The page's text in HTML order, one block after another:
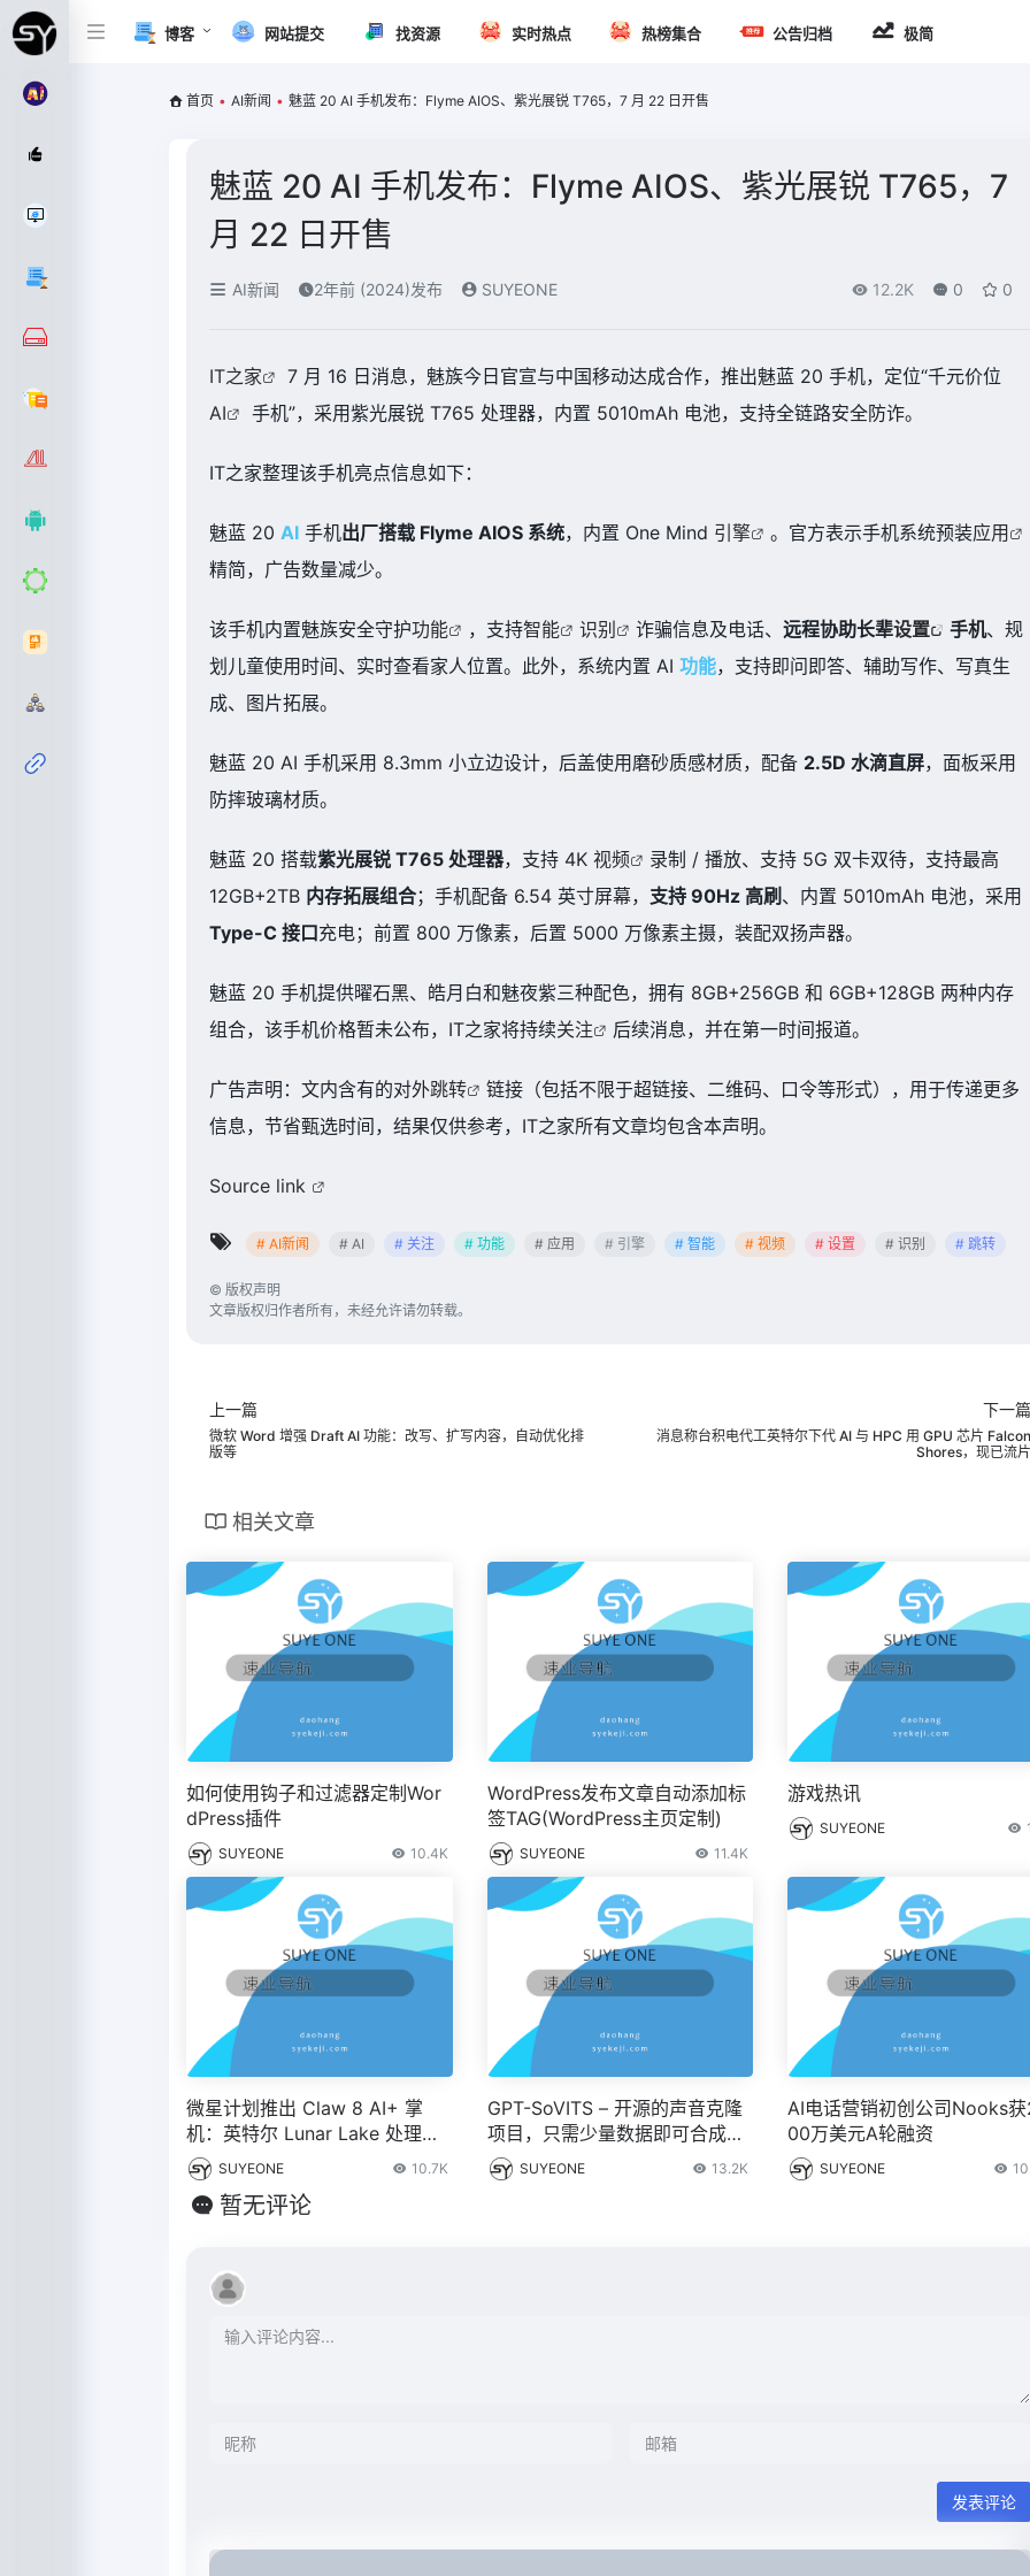
博客 网站提交 找资源 实时热点 热榜集合 公告归档 极简
首页 • AI新闻 • 魅蓝 20 AI 手机发布：Flyme AIOS、紫光展锐 T765，7 月 22 日开售
魅蓝 20 AI 手机发布：Flyme AIOS、紫光展锐 T765，7
月 22 日开售
AI新闻 2年前 (2024)发布 SUYEONE 12.2K 0 0
IT之家
7 月 16 日消息，魅族今日官宣与中国移动达成合作，推出魅蓝 20 手机，定位“千元价位
AI
手机”，采用紫光展锐 T765 处理器，内置 5010mAh 电池，支持全链路安全防诈。
IT之家整理该手机亮点信息如下：
魅蓝 20 AI 手机出厂搭载 Flyme AIOS 系统，内置 One Mind 引擎 。官方表示手机系统预装应用
精简，广告数量减少。
该手机内置魅族安全守护功能 ，支持智能 识别 诈骗信息及电话、 远程协助长辈设置 手机、规
划儿童使用时间、实时查看家人位置。此外，系统内置 AI 功能，支持即问即答、辅助写作、写真生
成、图片拓展。
魅蓝 20 AI 手机采用 8.3mm 小立边设计，后盖使用磨砂质感材质，配备 2.5D 水滴直屏，面板采用
防摔玻璃材质。
魅蓝 20 搭载紫光展锐 T765 处理器，支持 4K 视频
录制 / 播放、支持 5G 双卡双待，支持最高
12GB+2TB 内存拓展组合；手机配备 6.54 英寸屏幕， 支持 90Hz 高刷 、内置 5010mAh 电池，采用
Type-C 接口充电；前置 800 万像素，后置 5000 万像素主摄，装配双扬声器。
魅蓝 20 手机提供曜石黑、皓月白和魅夜紫三种配色，拥有 8GB+256GB 和 6GB+128GB 两种内存
组合，该手机价格暂未公布，IT之家将持续关注 后续消息，并在第一时间报道。
广告声明：文内含有的对外跳转
链接（包括不限于超链接、二维码、口令等形式），用于传递更多
信息，节省甄选时间，结果仅供参考，IT之家所有文章均包含本声明。
Source link
# AI新闻 # AI # 关注 # 功能 # 应用 # 引擎 # 智能 # 视频 # 设置 # 识别 # 跳转
© 版权声明
文章版权归作者所有，未经允许请勿转载。
上一篇
微软 Word 增强 Draft AI 功能：改写、扩写内容，自动优化排
版等
下一篇
消息称台积电代工英特尔下代 AI 与 HPC 用 GPU 芯片 Falcon
Shores，现已流片
相关文章
如何使用钩子和过滤器定制Wor
dPress插件
SUYEONE 10.4K
WordPress发布文章自动添加标
签TAG(WordPress主页定制)
SUYEONE 11.4K
游戏热讯
SUYEONE
微星计划推出 Claw 8 AI+ 掌
机：英特尔 Lunar Lake 处理
器，8 英寸 FHD 屏
SUYEONE 10.7K
GPT-SoVITS – 开源的声音克隆
项目，只需少量数据即可合成声
音
SUYEONE 13.2K
AI电话营销初创公司Nooks
00万美元A轮融资
SUYEONE
暂无评论
发表评论